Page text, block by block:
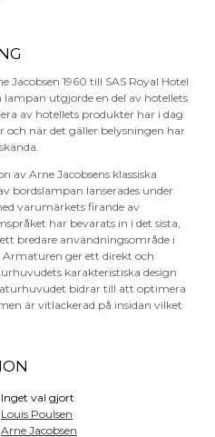
Jacobsen 1960 till SAS Royal Hotel
lampan utgjorde en del av hotellets
av hotellets produkter har i dag
och när det gäller belysningen har
av Arne Jacobsens klassiska
bordslampan lanserades under
varumärkets firande av
har bevarats in i det sista,
bredare användningsområde i
ger ett direkt och
karakteristiska design
bidrar till att optimera
är vitlackerad på insidan vilket
Inget val gjort
Louis Poulsen
Arne Jacobsen